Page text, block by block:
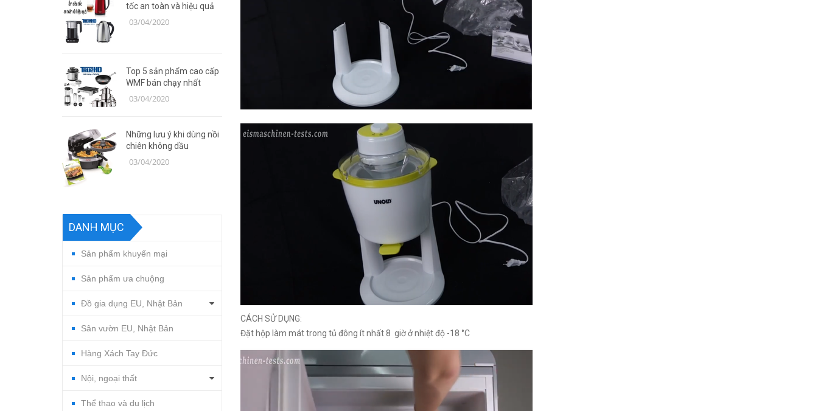
CÁCH SỬ DỤNG:
Đặt hộp làm mát trong tủ đông ít nhất 8 giờ ở nhiệt độ -18 °C
tốc an toàn và hiệu quả
03/04/2020
Top 5 sản phẩm cao cấp
WMF bán chạy nhất
03/04/2020
Những lưu ý khi dùng nồi
chiên không dầu
03/04/2020
DANH MỤC
Sản phẩm khuyến mại
Sản phẩm ưa chuộng
Đồ gia dụng EU, Nhật Bản
Sân vườn EU, Nhật Bản
Hàng Xách Tay Đức
Nội, ngoại thất
Thể thao và du lịch